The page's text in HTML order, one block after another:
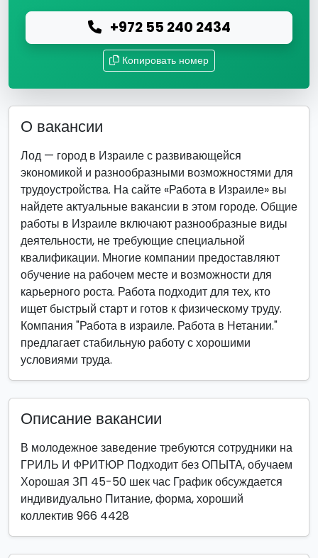
+972 55 240 2434
Копировать номер
О вакансии
Лод — город в Израиле с развивающейся
экономикой и разнообразными возможностями для
трудоустройства. На сайте «Работа в Израиле» вы
найдете актуальные вакансии в этом городе. Общие
работы в Израиле включают разнообразные виды
деятельности, не требующие специальной
квалификации. Многие компании предоставляют
обучение на рабочем месте и возможности для
карьерного роста. Работа подходит для тех, кто
ищет быстрый старт и готов к физическому труду.
Компания "Работа в израиле. Работа в Нетании."
предлагает стабильную работу с хорошими
условиями труда.
Описание вакансии
В молодежное заведение требуются сотрудники на
ГРИЛЬ И ФРИТЮР Подходит без ОПЫТА, обучаем
Хорошая ЗП 45-50 шек час График обсуждается
индивидуально Питание, форма, хороший
коллектив 966 4428